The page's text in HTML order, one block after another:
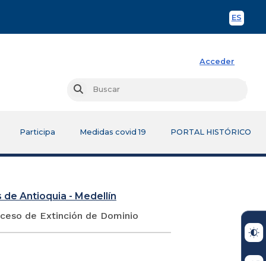
ES
Acceder
Buscar
Participa Medidas covid 19 PORTAL HISTÓRICO
de Antioquia - Medellín
de Extinción de Dominio